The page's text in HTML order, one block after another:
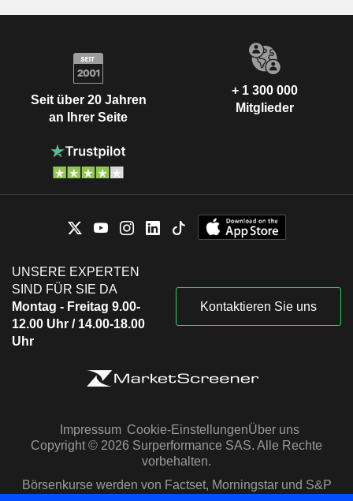
Seit über 20 Jahren
an Ihrer Seite
+ 1 300 000
Mitglieder
UNSERE EXPERTEN
SIND FÜR SIE DA
Montag - Freitag 9.00-
12.00 Uhr / 14.00-18.00
Uhr
Kontaktieren Sie uns
Impressum Cookie-EinstellungenÜber uns
Copyright © 2026 Surperformance SAS. Alle Rechte
vorbehalten.
Börsenkurse werden von Factset, Morningstar und S&P